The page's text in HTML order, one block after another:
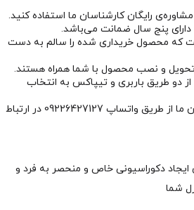
رایگان کارشناسان ما استفاده کنید.
پنج سال ضمانت می‌باشد.
که محصول خریداری شده را سالم به دست
تحویل و نصب محصول با شما همراه هستند.
دو طریق باربری و تیپاکس به انتخاب
ما
از طریق واتساپ 09226427127 در ارتباط
ایجاد دکوراسیونی خاص و منحصر به فرد و
شما